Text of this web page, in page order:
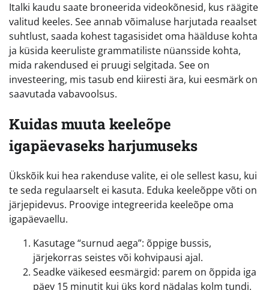
Italki kaudu saate broneerida videokõnesid, kus räägite
valitud keeles. See annab võimaluse harjutada reaalset
suhtlust, saada kohest tagasisidet oma häälduse kohta
ja küsida keeruliste grammatiliste nüansside kohta,
mida rakendused ei pruugi selgitada. See on
investeering, mis tasub end kiiresti ära, kui eesmärk on
saavutada vabavoolsus.
Kuidas muuta keeleõpe
igapäevaseks harjumuseks
Ükskõik kui hea rakenduse valite, ei ole sellest kasu, kui
te seda regulaarselt ei kasuta. Eduka keeleõppe võti on
järjepidevus. Proovige integreerida keeleõpe oma
igapäevaellu.
Kasutage “surnud aega”: õppige bussis,
järjekorras seistes või kohvipausi ajal.
Seadke väikesed eesmärgid: parem on õppida iga
päev 15 minutit kui üks kord nädalas kolm tundi.